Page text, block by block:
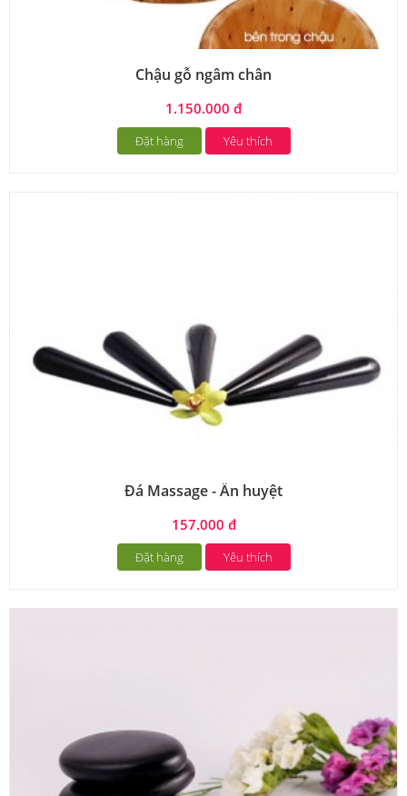
Chậu gỗ ngâm chân
1.150.000 đ
Đặt hàng Yêu thích
Đá Massage - Ấn huyệt
157.000 đ
Đặt hàng Yêu thích